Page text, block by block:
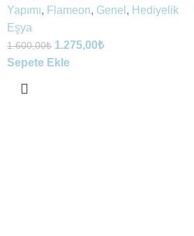
Yapımı, Flameon, Genel , Hediyelik
Eşya
1.600,00₺ 1.275,00₺
Sepete Ekle